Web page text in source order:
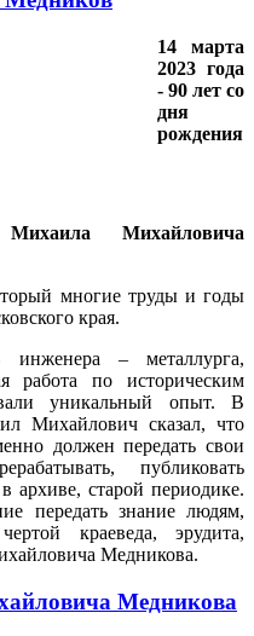
14 марта
2023 года
- 90 лет со
дня
рождения
Михаила Михайловича
многие труды и годы
края.
инженера – металлурга,
работа по историческим
уникальный опыт. В
Михайлович сказал, что
должен передать свои
публиковать
архиве, старой периодике.
передать знание людям,
краеведа, эрудита,
Медникова.
Медникова